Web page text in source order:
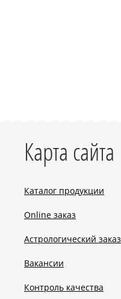
Карта сайта
Каталог продукции
Online заказ
Астрологический заказ
Вакансии
Контроль качества